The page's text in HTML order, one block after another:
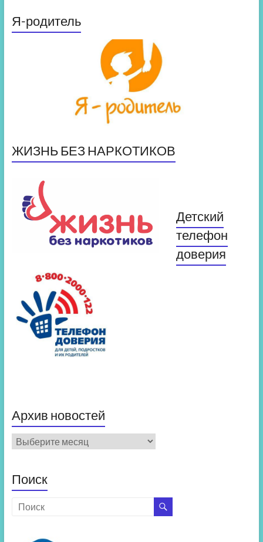
Я-родитель
ЖИЗНЬ БЕЗ НАРКОТИКОВ
Детский
телефон
доверия
Архив новостей
Архив
новостей
Поиск